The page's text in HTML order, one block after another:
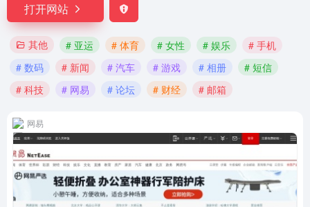
打开网站
其他 # 亚运 # 体育 # 女性 # 娱乐
# 手机
# 数码
# 新闻 # 汽车 # 游戏 # 相册
# 短信
# 科技
# 网易 # 论坛 # 财经 # 邮箱
网易